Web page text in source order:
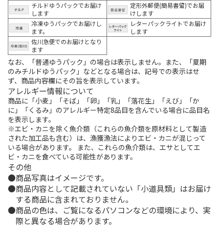
チルドゆうパックでお届け
します
定形外郵便(簡易書留)でお届
けします
冷凍ゆうパックでお届けし
ます。
レターパックライトでお届け
します
佐川急便でのお届けとなり
ます
なお、「普通ゆうパック」の場合は表示しません。また、「夏期
のみチルドゆうパック」などとなる場合は、記号での表示はせ
ず、商品内容欄にその旨を表示しています。
アレルギー情報について
商品に「小麦」「そば」「卵」「乳」「落花生」「えび」「か
に」「くるみ」のアレルギー特定8品目を含んでいる場合に品目名
を表示します。
※エビ・カニを除く魚介類（これらの魚介類を原材料として製造
された加工品も含む）は、漁獲漁法によりエビ・カニが混じって
いる場合があります。 また、これらの魚介類は、エサとしてエ
ビ・カニを食べている可能性があります。
その他
商品写真はイメージです。
商品内容として記載されていない「小道具類」はお届け
する商品に含まれておりません。
商品の色は、ご覧になるパソコンなどの環境により、実
際と異なる場合があります。